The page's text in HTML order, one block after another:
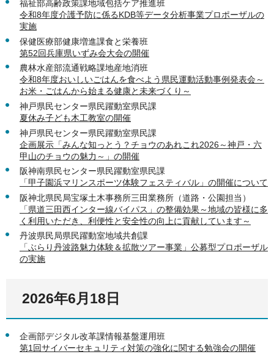
福祉部高齢政策課地域包括ケア推進班
令和8年度介護予防に係るKDB等データ分析事業プロポーザルの
実施
保健医療部健康増進課食と栄養班
第52回兵庫県いずみ会大会の開催
農林水産部流通戦略課地産地消班
令和8年度おいしいごはんを食べよう県民運動活動事例発表会～
お米・ごはんから始まる健康と未来づくり～
神戸県民センター県民躍動室県民課
夏休み子ども木工教室の開催
神戸県民センター県民躍動室県民課
企画展示「みんな知っとう？チョウのあれこれ2026～神戸・六
甲山のチョウの魅力～」の開催
阪神南県民センター県民躍動室県民課
「甲子園浜マリンスポーツ体験フェスティバル」の開催について
阪神北県民局宝塚土木事務所三田業務所（道路・公園担当）
「県道三田西インター線バイパス」の整備効果～地域の皆様に多
く利用いただき、利便性と安全性の向上に貢献しています～
丹波県民局県民躍動室地域共創課
「ぶらり丹波路魅力体験＆拡散ツアー事業」公募型プロポーザル
の実施
2026年6月18日
企画部デジタル改革課情報基盤運用班
第1回サイバーセキュリティ対策の強化に関する勉強会の開催